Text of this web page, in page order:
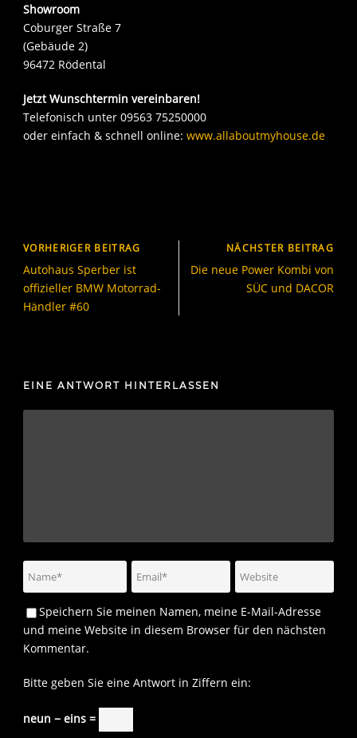
Showroom
Coburger Straße 7
(Gebäude 2)
96472 Rödental
Jetzt Wunschtermin vereinbaren!
Telefonisch unter 09563 75250000
oder einfach & schnell online: www.allaboutmyhouse.de
VORHERIGER BEITRAG
Autohaus Sperber ist
offizieller BMW Motorrad-
Händler #60
NÄCHSTER BEITRAG
Die neue Power Kombi von
SÜC und DACOR
EINE ANTWORT HINTERLASSEN
Speichern Sie meinen Namen, meine E-Mail-Adresse
und meine Website in diesem Browser für den nächsten
Kommentar.
Bitte geben Sie eine Antwort in Ziffern ein:
neun − eins =